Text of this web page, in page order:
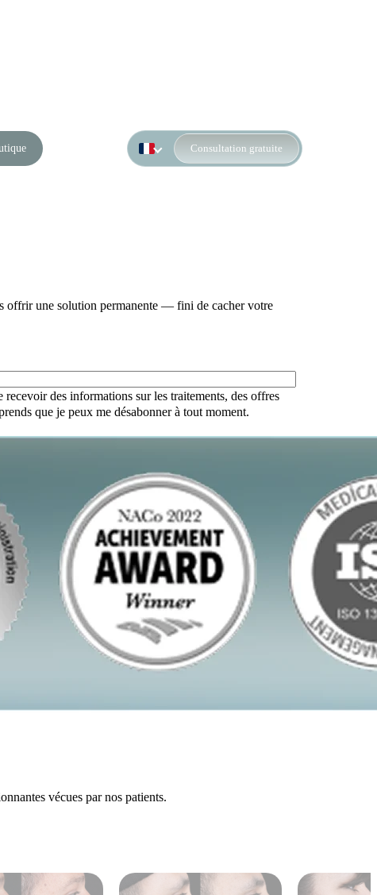
Consultation gratuite
offrir une solution permanente — fini de cacher votre
recevoir des informations sur les traitements, des offres
que je peux me désabonner à tout moment.
vécues par nos patients.